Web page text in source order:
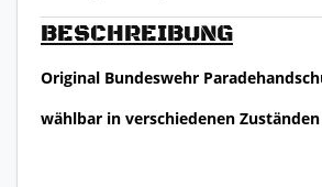
BESCHREIBUNG
Original Bundeswehr
wählbar in verschiedenen